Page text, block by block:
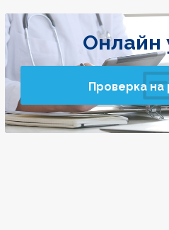
Онлайн
Проверка на